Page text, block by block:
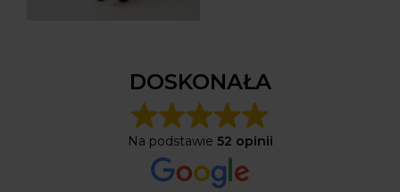
DOSKONAŁA
Na podstawie 52 opinii